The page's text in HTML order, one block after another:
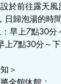
於前往露天風
歸泡湯的時
早上7點30分
7點30分～
＞